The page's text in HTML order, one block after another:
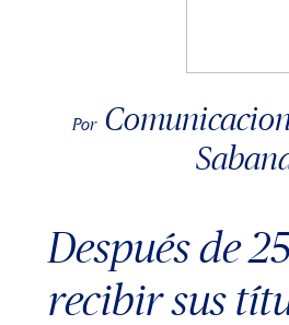
Por
Después de
recibir sus